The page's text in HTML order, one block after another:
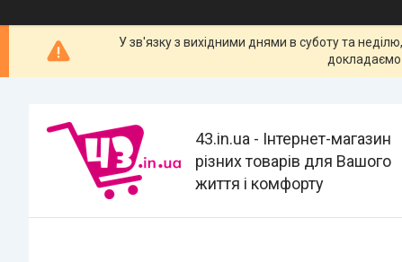
У зв'язку з вихідними днями в суботу та
докладаємо
43.in.ua - Інтернет-магазин
різних товарів для Вашого
життя і комфорту